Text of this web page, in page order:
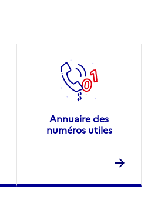
Annuaire des
numéros utiles